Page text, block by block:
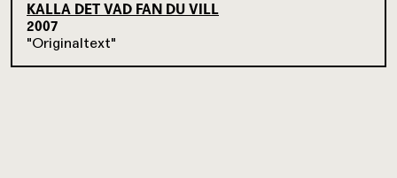
KALLA DET VAD FAN DU VILL
2007
Originaltext